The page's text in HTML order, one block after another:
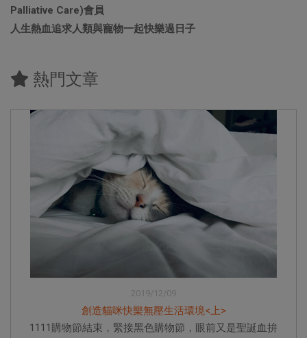
Palliative Care)會員
人生熱血追求人類與寵物一起快樂過日子
熱門文章
2019/12/09
創造貓咪快樂無壓生活環境<上>
1111購物節結束，緊接黑色購物節，眼前又是聖誕血拚